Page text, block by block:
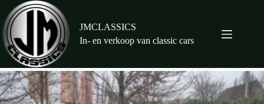
naar
de
inhoud
JMCLASSICS
In- en verkoop van classic cars